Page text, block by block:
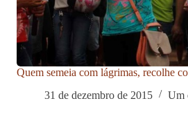
Quem semeia com lágrimas, recolhe
31 de dezembro de 2015
Um